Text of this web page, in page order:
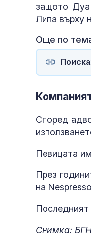
защото
Липа върху
Още по
Според
Певицата
През
на
Последният
Снимка: